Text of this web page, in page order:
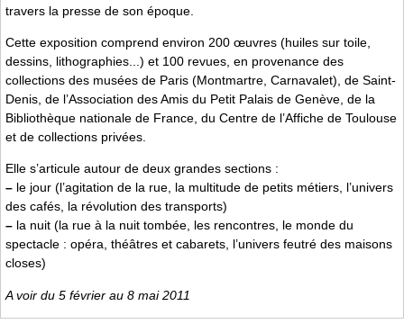
travers la presse de son époque.
Cette exposition comprend environ 200 œuvres (huiles sur toile,
dessins, lithographies...) et 100 revues, en provenance des
collections des musées de Paris (Montmartre, Carnavalet), de Saint-
Denis, de l’Association des Amis du Petit Palais de Genève, de la
Bibliothèque nationale de France, du Centre de l’Affiche de Toulouse
et de collections privées.
Elle s’articule autour de deux grandes sections :
– le jour (l’agitation de la rue, la multitude de petits métiers, l’univers
des cafés, la révolution des transports)
– la nuit (la rue à la nuit tombée, les rencontres, le monde du
spectacle : opéra, théâtres et cabarets, l’univers feutré des maisons
closes)
A voir du 5 février au 8 mai 2011